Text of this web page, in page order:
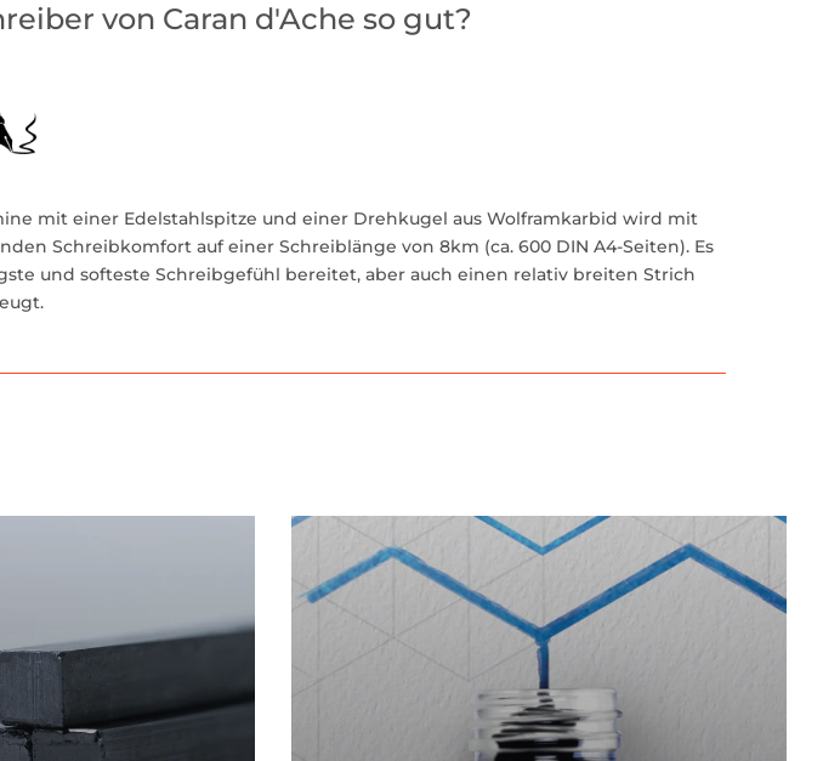
von Caran d'Ache so gut?
mit einer Edelstahlspitze und einer Drehkugel aus Wolframkarbid wird mit
Schreibkomfort auf einer Schreiblänge von 8km (ca. 600 DIN A4-Seiten). Es
und softeste Schreibgefühl bereitet, aber auch einen relativ breiten Strich